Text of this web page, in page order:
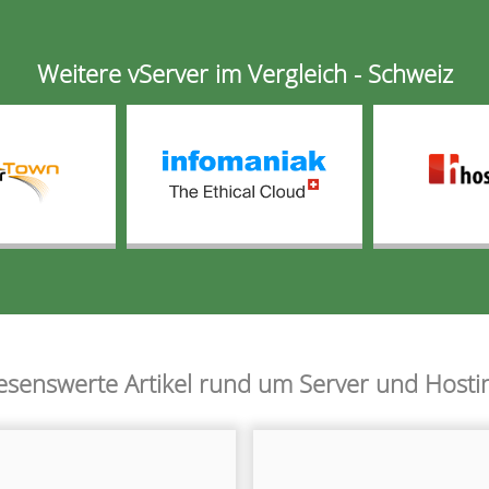
Weitere vServer im Vergleich - Schweiz
Artikel rund um Server und